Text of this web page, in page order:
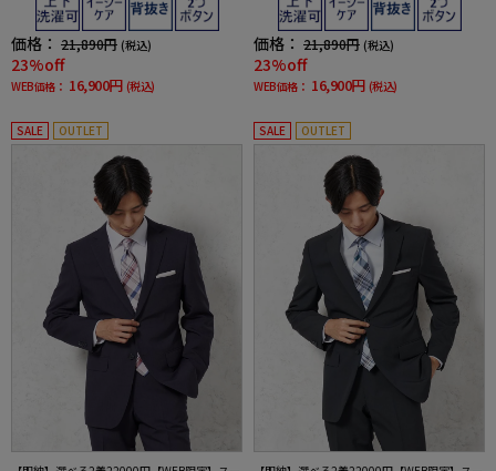
価格： 21,890円 (税込)
23%off
WEB価格： 16,900円 (税込)
価格： 21,890円 (税込)
23%off
WEB価格： 16,900円 (税込)
SALE OUTLET SALE OUTLET